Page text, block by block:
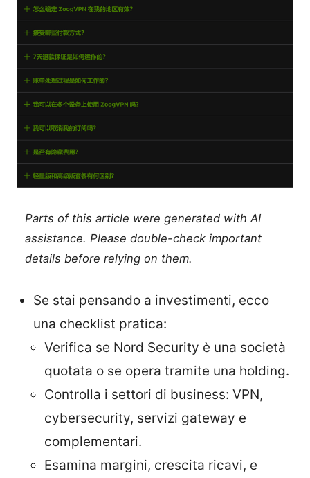
Parts of this article were generated with AI
assistance. Please double-check important
details before relying on them.
Se stai pensando a investimenti, ecco
una checklist pratica:
Verifica se Nord Security è una società
quotata o se opera tramite una holding.
Controlla i settori di business: VPN,
cybersecurity, servizi gateway e
complementari.
Esamina margini, crescita ricavi, e